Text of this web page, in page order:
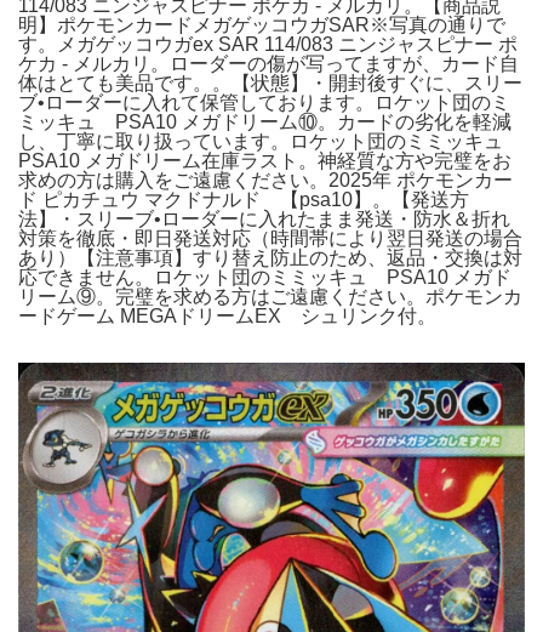
114/083 ニンジャスピナー ポケカ - メルカリ。【商品説
明】ポケモンカードメガゲッコウガSAR※写真の通りで
す。メガゲッコウガex SAR 114/083 ニンジャスピナー ポ
ケカ - メルカリ。ローダーの傷が写ってますが、カード自
体はとても美品です。。【状態】・開封後すぐに、スリー
ブ•ローダーに入れて保管しております。ロケット団のミ
ミッキュ PSA10 メガドリーム⑩。カードの劣化を軽減
し、丁寧に取り扱っています。ロケット団のミミッキュ
PSA10 メガドリーム在庫ラスト。神経質な方や完璧をお
求めの方は購入をご遠慮ください。2025年 ポケモンカー
ド ピカチュウ マクドナルド 【psa10】。【発送方
法】・スリーブ•ローダーに入れたまま発送・防水＆折れ
対策を徹底・即日発送対応（時間帯により翌日発送の場合
あり）【注意事項】すり替え防止のため、返品・交換は対
応できません。ロケット団のミミッキュ PSA10 メガド
リーム⑨。完璧を求める方はご遠慮ください。ポケモンカ
ードゲーム MEGAドリームEX シュリンク付。